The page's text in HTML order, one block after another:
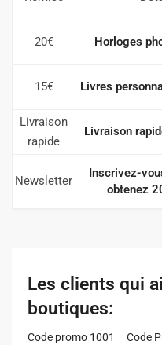
20€ Horloges
15€ Livres
Livraison
rapide
Livraison
Newsletter
Inscrivez-
obtenez
Les clients qui
boutiques:
Code promo 1001
Code